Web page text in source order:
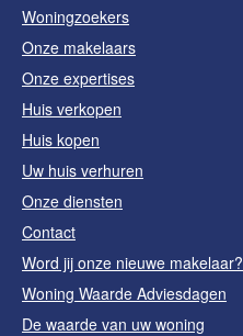
Woningzoekers
Onze makelaars
Onze expertises
Huis verkopen
Huis kopen
Uw huis verhuren
Onze diensten
Contact
Word jij onze nieuwe makelaar?
Woning Waarde Adviesdagen
De waarde van uw woning